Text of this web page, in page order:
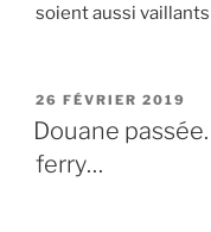
soient aussi
PUBLIÉ
LE
26 FÉVRIER 2019
Douane
ferry…